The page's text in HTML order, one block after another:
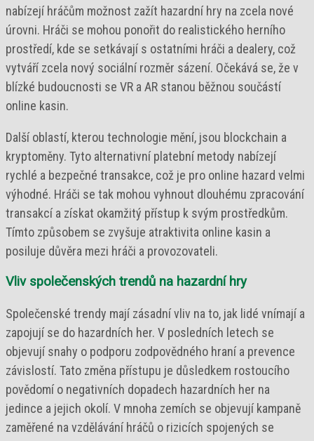
nabízejí hráčům možnost zažít hazardní hry na zcela nové
úrovni. Hráči se mohou ponořit do realistického herního
prostředí, kde se setkávají s ostatními hráči a dealery, což
vytváří zcela nový sociální rozměr sázení. Očekává se, že v
blízké budoucnosti se VR a AR stanou běžnou součástí
online kasin.
Další oblastí, kterou technologie mění, jsou blockchain a
kryptoměny. Tyto alternativní platební metody nabízejí
rychlé a bezpečné transakce, což je pro online hazard velmi
výhodné. Hráči se tak mohou vyhnout dlouhému zpracování
transakcí a získat okamžitý přístup k svým prostředkům.
Tímto způsobem se zvyšuje atraktivita online kasin a
posiluje důvěra mezi hráči a provozovateli.
Vliv společenských trendů na hazardní hry
Společenské trendy mají zásadní vliv na to, jak lidé vnímají a
zapojují se do hazardních her. V posledních letech se
objevují snahy o podporu zodpovědného hraní a prevence
závislostí. Tato změna přístupu je důsledkem rostoucího
povědomí o negativních dopadech hazardních her na
jedince a jejich okolí. V mnoha zemích se objevují kampaně
zaměřené na vzdělávání hráčů o rizicích spojených se